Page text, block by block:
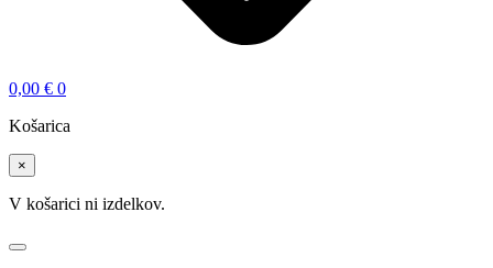
0,00 € 0
Košarica
×
V košarici ni izdelkov.